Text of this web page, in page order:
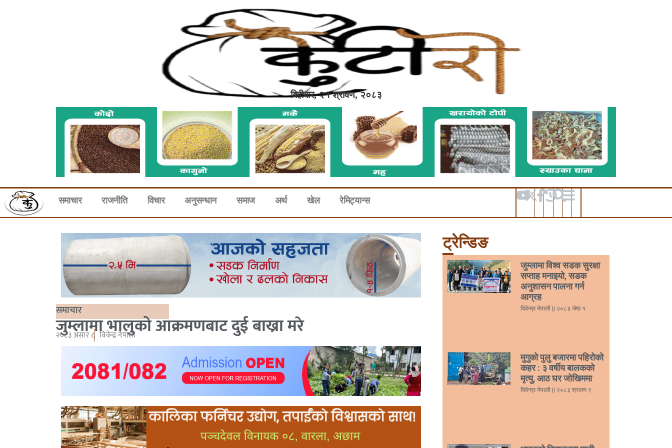
बिहीबार, २१ श्रावण, २०८३
समाचार राजनीति विचार अनुसन्धान समाज अर्थ खेल रेमिट्यान्स
समाचार
जुम्लामा भालुको आक्रमणबाट दुई बाख्रा मरे
२०८३ असार ८ विवेन्द्र नेपाली
ट्रेन्डिङ
जुम्लामा विश्व सडक सुरक्षा
सप्ताह मनाइयो, सडक
अनुशासन पालना गर्न
आग्रह
विवेन्द्र नेपाली २०८३ जेष्ठ १
मुगुको पुलु बजारमा पहिरोको
कहर : ३ वर्षीय बालकको
मृत्यु, आठ घर जोखिममा
विवेन्द्र नेपाली २०८३ श्रावण ९